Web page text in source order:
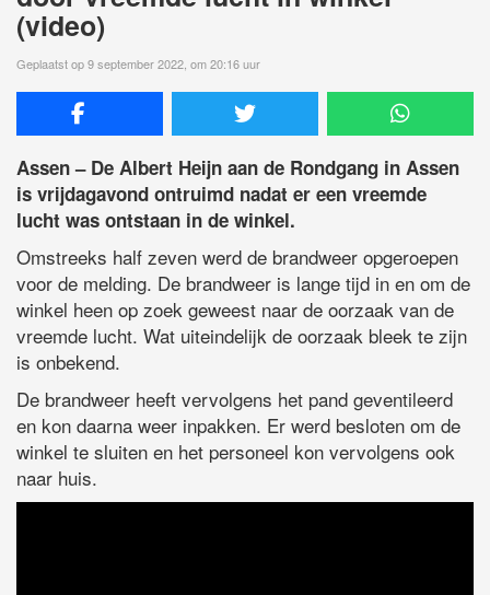
(video)
Geplaatst op 9 september 2022, om 20:16 uur
Assen – De Albert Heijn aan de Rondgang in Assen
is vrijdagavond ontruimd nadat er een vreemde
lucht was ontstaan in de winkel.
Omstreeks half zeven werd de brandweer opgeroepen
voor de melding. De brandweer is lange tijd in en om de
winkel heen op zoek geweest naar de oorzaak van de
vreemde lucht. Wat uiteindelijk de oorzaak bleek te zijn
is onbekend.
De brandweer heeft vervolgens het pand geventileerd
en kon daarna weer inpakken. Er werd besloten om de
winkel te sluiten en het personeel kon vervolgens ook
naar huis.